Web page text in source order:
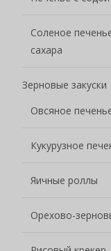
Соленое
сахара
Зерновые закуски
Овсяное
Кукурузное
Яичные роллы
Орехово-